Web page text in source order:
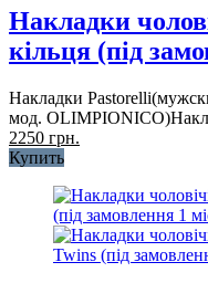
Накладки
кільця (під
Накладки
мод.
2250 грн.
Купить